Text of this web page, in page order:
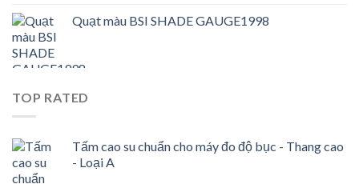
Quạt màu BSI SHADE GAUGE1998
TOP RATED
Tấm cao su chuẩn cho máy đo độ bục - Thang cao
- Loại A